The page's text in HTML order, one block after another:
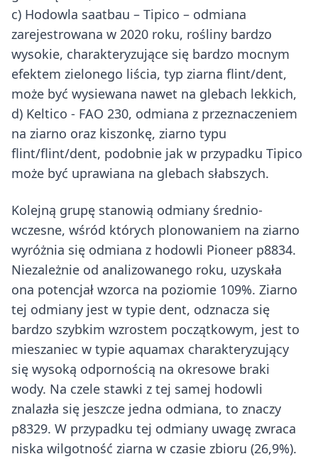
c) Hodowla saatbau – Tipico – odmiana
zarejestrowana w 2020 roku, rośliny bardzo
wysokie, charakteryzujące się bardzo mocnym
efektem zielonego liścia, typ ziarna flint/dent,
może być wysiewana nawet na glebach lekkich,
d) Keltico - FAO 230, odmiana z przeznaczeniem
na ziarno oraz kiszonkę, ziarno typu
flint/flint/dent, podobnie jak w przypadku Tipico
może być uprawiana na glebach słabszych.
Kolejną grupę stanowią odmiany średnio-
wczesne, wśród których plonowaniem na ziarno
wyróżnia się odmiana z hodowli Pioneer p8834.
Niezależnie od analizowanego roku, uzyskała
ona potencjał wzorca na poziomie 109%. Ziarno
tej odmiany jest w typie dent, odznacza się
bardzo szybkim wzrostem początkowym, jest to
mieszaniec w typie aquamax charakteryzujący
się wysoką odpornością na okresowe braki
wody. Na czele stawki z tej samej hodowli
znalazła się jeszcze jedna odmiana, to znaczy
p8329. W przypadku tej odmiany uwagę zwraca
niska wilgotność ziarna w czasie zbioru (26,9%).